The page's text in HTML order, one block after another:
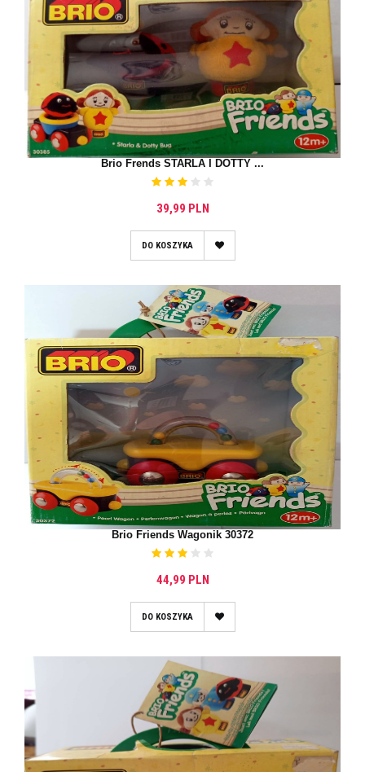
Brio Frends STARLA I DOTTY ...
39,99 PLN
DO KOSZYKA
Brio Friends Wagonik 30372
44,99 PLN
DO KOSZYKA